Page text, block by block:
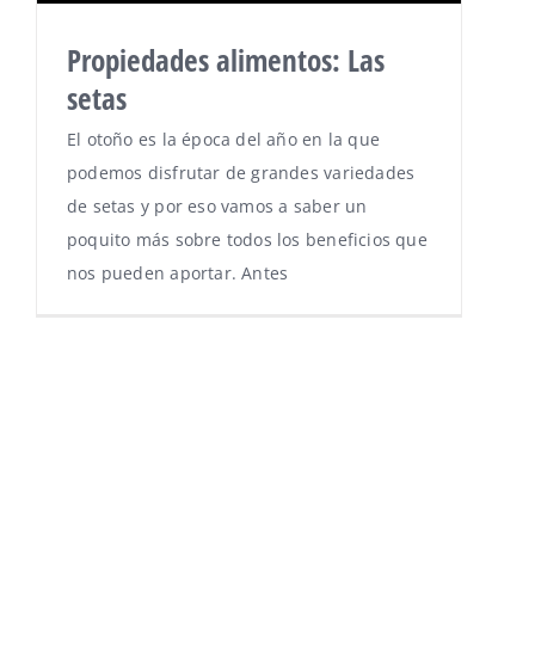
Propiedades alimentos: Las
setas
El otoño es la época del año en la que
podemos disfrutar de grandes variedades
de setas y por eso vamos a saber un
poquito más sobre todos los beneficios que
nos pueden aportar. Antes